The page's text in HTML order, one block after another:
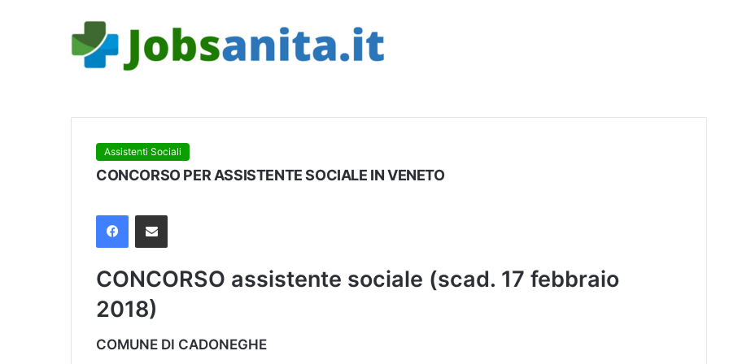
Assistenti Sociali
CONCORSO PER ASSISTENTE SOCIALE IN VENETO
FacebookCondividi via mail
CONCORSO assistente sociale (scad. 17 febbraio
2018)
COMUNE DI CADONEGHE